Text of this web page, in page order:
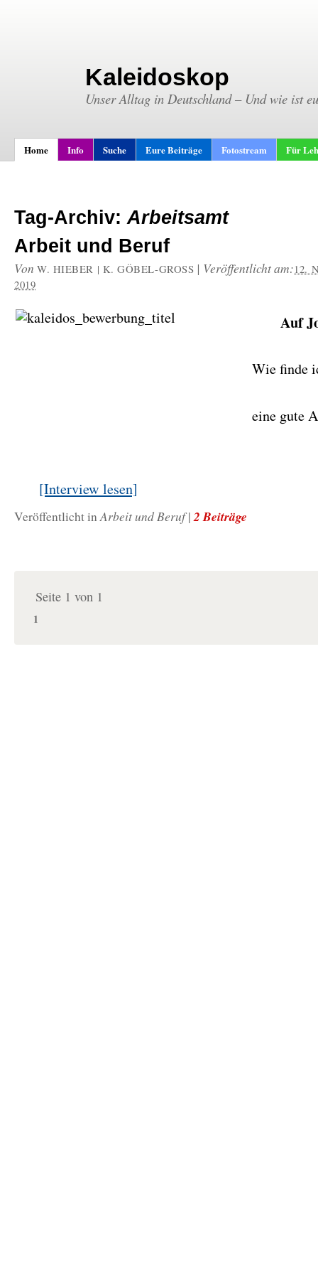
Kaleidoskop
Unser Alltag in Deutschland – Und wie ist
Home Info Suche Eure Beiträge Fotostream Für
Tag-Archiv:Arbeitsamt
Arbeit und Beruf
Von W. HIEBER | K. GÖBEL-GROSS | Veröffentlicht am:12.
2019
Auf
Wie finde
eine gute
[Interview lesen]
Veröffentlicht inArbeit und Beruf | 2 Beiträge
Seite 1 von 1
1